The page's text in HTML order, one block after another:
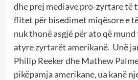
dhe prej mediave pro-zyrtare të
flitet për bisedimet miqësore e
nuk thonë asgjë për ato që
atyre zyrtarët amerikanë. Unë
Philip Reeker dhe Mathew
pikëpamja amerikane, ua kanë